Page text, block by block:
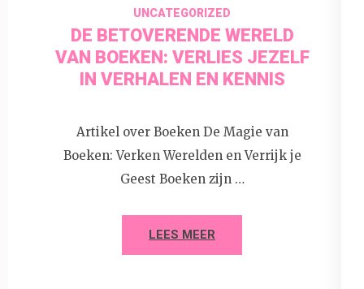
UNCATEGORIZED
DE BETOVERENDE WERELD
VAN BOEKEN: VERLIES JEZELF
IN VERHALEN EN KENNIS
Artikel over Boeken De Magie van
Boeken: Verken Werelden en Verrijk je
Geest Boeken zijn …
LEES MEER